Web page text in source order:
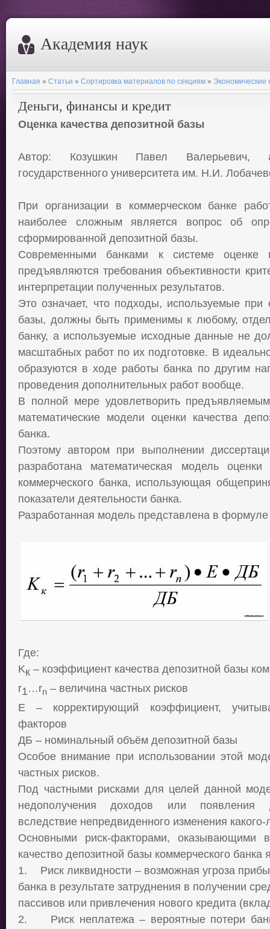
Академия наук
Главная » Статьи » Сортировка материалов по секциям » Экономические
Деньги, финансы и кредит
Оценка качества депозитной базы
Автор: Козушкин Павел Валерьевич,
государственного университета им. Н.И.
При организации в коммерческом банке
наиболее сложным является вопрос об
сформированной депозитной базы.
Современными банками к системе оценке
предъявляются требования объективности
интерпретации полученных результатов.
Это означает, что подходы, используемые при
базы, должны быть применимы к любому,
банку, а используемые исходные данные не
масштабных работ по их подготовке. В
образуются в ходе работы банка по другим
проведения дополнительных работ вообще.
В полной мере удовлетворить
математические модели оценки качества
банка.
Поэтому автором при выполнении
разработана математическая модель
коммерческого банка, использующая
показатели деятельности банка.
Разработанная модель представлена в
Где:
Kк – коэффициент качества депозитной базы
r1…rn – величина частных рисков
E
– корректирующий коэффициент,
факторов
ДБ – номинальный объём депозитной базы
Особое внимание при использовании этой
частных рисков.
Под частными рисками для целей данной
недополучения доходов или появления
вследствие непредвиденного изменения
Основными риск-факторами, оказывающими
качество депозитной базы коммерческого
1.
Риск ликвидности – возможная угроза
банка в результате затруднения в получении
пассивов или привлечения нового кредита
2.
Риск неплатежа – вероятные потери